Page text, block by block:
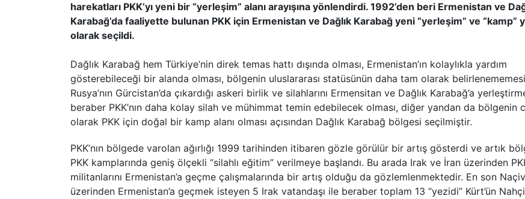
harekatları PKK’yı yeni bir “yerleşim” alanı arayışına yönlendirdi. 1992’den beri Ermenistan ve
Karabağ’da faaliyette bulunan PKK için Ermenistan ve Dağlık Karabağ yeni “yerleşim” ve “kamp”
olarak seçildi.
Dağlık Karabağ hem Türkiye’nin direk temas hattı dışında olması, Ermenistan’ın kolaylıkla yardım
gösterebileceği bir alanda olması, bölgenin uluslararası statüsünün daha tam olarak
Rusya’nın Gürcistan’da çıkardığı askeri birlik ve silahlarını Ermensitan ve Dağlık Karabağ’a
beraber PKK’nın daha kolay silah ve mühimmat temin edebilecek olması, diğer yandan da bölgenin
olarak PKK için doğal bir kamp alanı olması açısından Dağlık Karabağ bölgesi seçilmiştir.
PKK’nın bölgede varolan ağırlığı 1999 tarihinden itibaren gözle görülür bir artış gösterdi ve artık
PKK kamplarında geniş ölçekli “silahlı eğitim” verilmeye başlandı. Bu arada Irak ve İran üzerinden
militanlarını Ermenistan’a geçme çalışmalarında bir artış olduğu da gözlemlenmektedir. En son
üzerinden Ermenistan’a geçmek isteyen 5 Irak vatandaşı ile beraber toplam 13 “yezidi” Kürt’ün